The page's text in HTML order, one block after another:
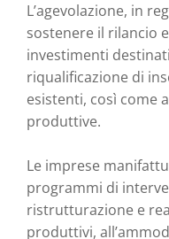
L’agevolazione, in
sostenere il rilancio
investimenti
riqualificazione di
esistenti, così come
produttive.
Le imprese
programmi di
ristrutturazione e
produttivi,